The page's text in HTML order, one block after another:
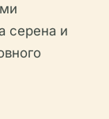
серена и